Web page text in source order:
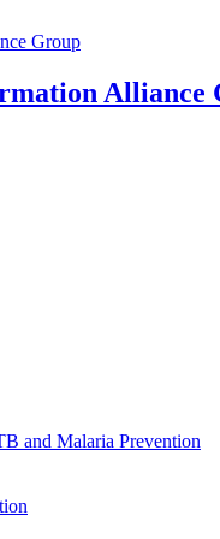
Alliance
and Malaria Prevention